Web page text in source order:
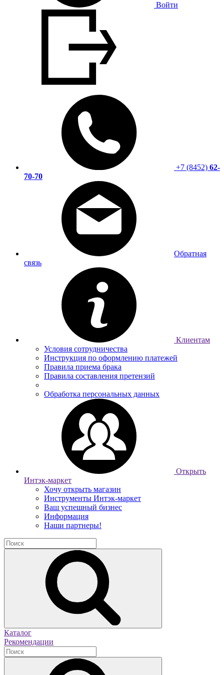
Войти
+7 (8452) 62-
70-70
Обратная
связь
Клиентам
Условия сотрудничества
Инструкция по оформлению платежей
Правила приема брака
Правила составления претензий
Обработка персональных данных
Открыть
Интэк-маркет
Хочу открыть магазин
Инструменты Интэк-маркет
Ваш успешный бизнес
Информация
Наши партнеры!
Каталог
Рекомендации